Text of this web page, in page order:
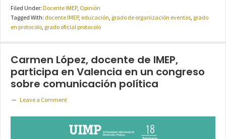
Filed Under: Docente IMEP, Opinión
Tagged With: docente IMEP, educación, grado de organización eventos, grado
en protocolo, grado oficial protocolo
Carmen López, docente de IMEP,
participa en Valencia en un congreso
sobre comunicación política
Leave a Comment